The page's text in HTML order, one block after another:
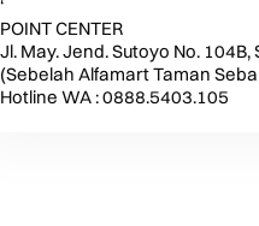
‘
POINT CENTER
Jl. May. Jend. Sutoyo No.
(Sebelah Alfamart Taman
Hotline WA : 0888.5403.105